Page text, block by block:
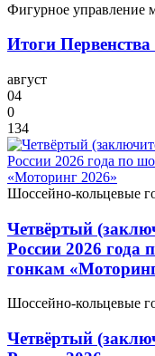
Фигурное управление
Итоги
август
04
0
134
Шоссейно-кольцевые
Четвёртый
России 2026 года
гонкам
Шоссейно-кольцевые
Четвёртый